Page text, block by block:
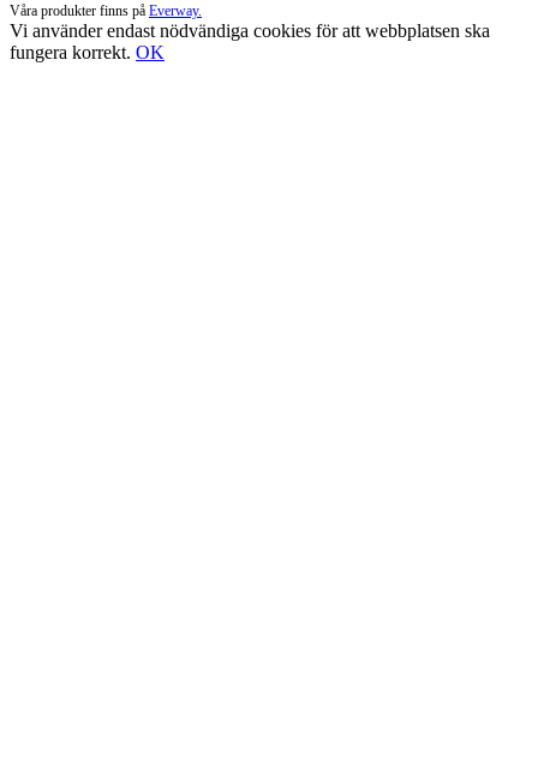
Våra produkter finns på Everway.
Vi använder endast nödvändiga cookies för att webbplatsen ska
fungera korrekt. OK